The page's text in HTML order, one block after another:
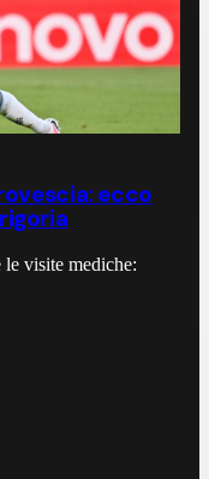
ecco
visite mediche: